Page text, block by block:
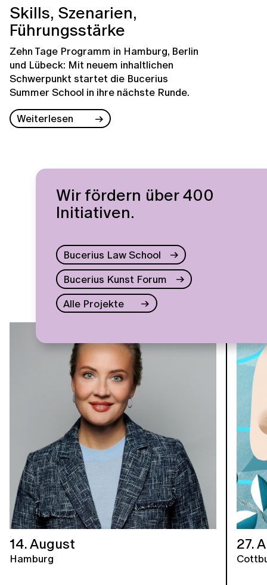
Skills, Szenarien,
Führungsstärke
Zehn Tage Programm in Hamburg, Berlin
und Lübeck: Mit neuem inhaltlichen
Schwerpunkt startet die Bucerius
Summer School in ihre nächste Runde.
Weiterlesen
Wir fördern über 400
Initiativen.
Bucerius Law School
Bucerius Kunst Forum
Alle Projekte
14. August
Hamburg
27.